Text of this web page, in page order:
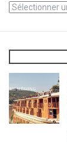
Archives